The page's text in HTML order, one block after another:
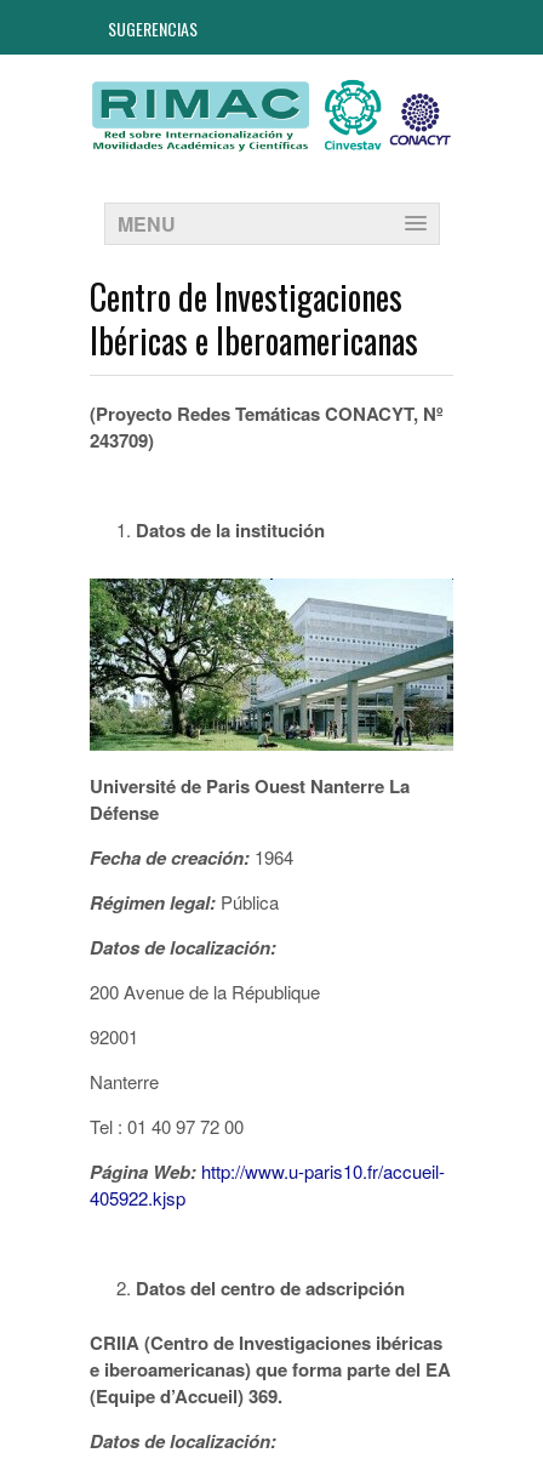
SUGERENCIAS
MENU
Centro de Investigaciones
Ibéricas e Iberoamericanas
(Proyecto Redes Temáticas CONACYT, Nº
243709)
Datos de la institución
Université de Paris Ouest Nanterre La
Défense
Fecha de creación: 1964
Régimen legal: Pública
Datos de localización:
200 Avenue de la République
92001
Nanterre
Tel : 01 40 97 72 00
Página Web: http://www.u-paris10.fr/accueil-
405922.kjsp
Datos del centro de adscripción
CRIIA (Centro de Investigaciones ibéricas
e iberoamericanas) que forma parte del EA
(Equipe d’Accueil) 369.
Datos de localización: